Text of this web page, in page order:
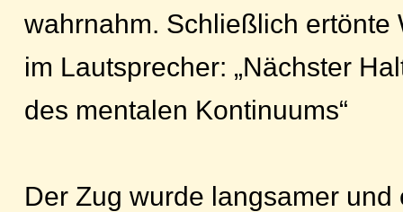
wahrnahm. Schließlich ertönte
im Lautsprecher: „Nächster
des mentalen Kontinuums“
Der Zug wurde langsamer und